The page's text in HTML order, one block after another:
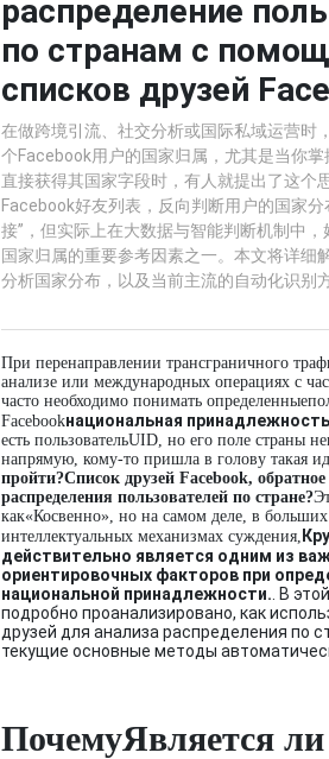
распределение
по странам с
списков друзей
在做跨境引流、社交分析或国际私域运营时
个Facebook用户的国家归属，尤其是当你掌
直接获得其国家字段时，有人就提出了这个
Facebook好友列表，反向判断用户的国家
接”，但实际上在大数据与智能判断机制中
国家归属的重要参考因素之一。本文将详细
分析国家分布，以及当前主流的自动化识别
При перенаправлении трансграничного
анализе или международных операциях с
часто необходимо понимать определенные
Facebookнациональная принадлежность
есть пользовательUID, но его поле страны
напрямую, кому-то пришла в голову такая
пройти?Список друзей Facebook, обратное
распределения пользователей по стране?
как«Косвенно», но на самом деле, в
интеллектуальных механизмах суждения,
действительно является одним из
ориентировочных факторов при
национальной принадлежности. . В
подробно проанализировано, как
друзей для анализа распределения по
текущие основные методы
ПочемуЯвляется